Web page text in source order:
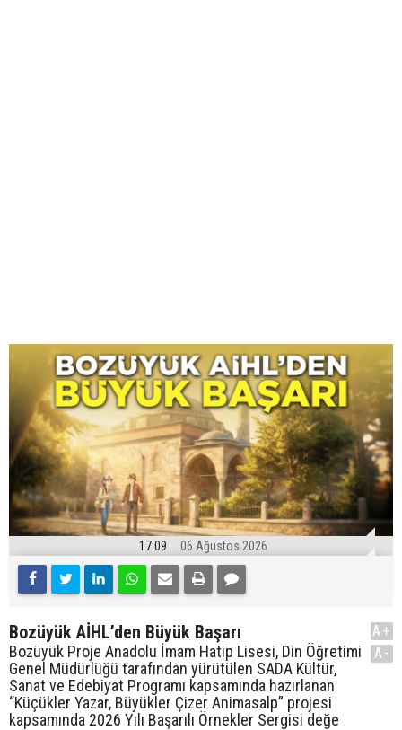
17:09 06 Ağustos 2026
Bozüyük AİHL’den Büyük Başarı
Bozüyük Proje Anadolu İmam Hatip Lisesi, Din Öğretimi
Genel Müdürlüğü tarafından yürütülen SADA Kültür,
Sanat ve Edebiyat Programı kapsamında hazırlanan
“Küçükler Yazar, Büyükler Çizer Animasalp” projesi
kapsamında 2026 Yılı Başarılı Örnekler Sergisi değe
A+
A-